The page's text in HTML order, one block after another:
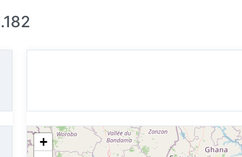
+